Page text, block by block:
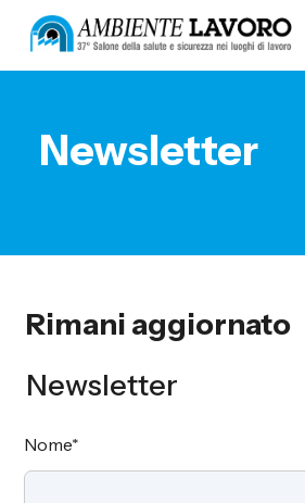
Newsletter
Rimani aggiornato
Newsletter
Nome*